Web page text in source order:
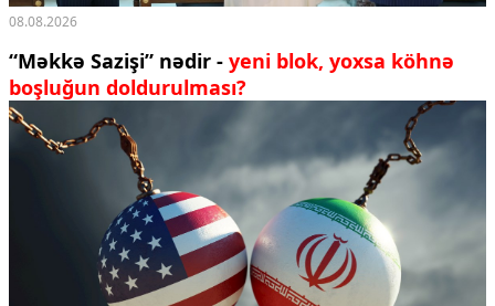
08.08.2026
“Məkkə Sazişi” nədir - yeni blok, yoxsa köhnə
boşluğun doldurulması?